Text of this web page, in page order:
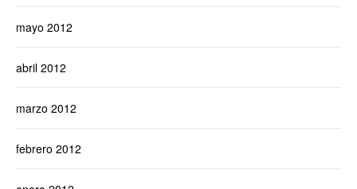
mayo 2012
abril 2012
marzo 2012
febrero 2012